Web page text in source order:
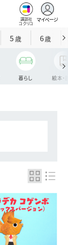
講談社
コクリコ
マイページ
5歳 6歳
暮らし 絵本・